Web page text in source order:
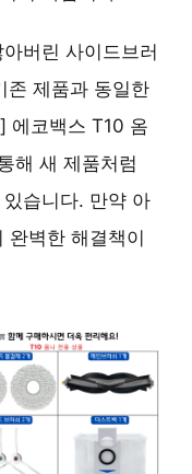
버린 사이드브러
존 제품과 동일한
에코백스 T10 옴
해 새 제품처럼
습니다. 만약 아
완벽한 해결책이